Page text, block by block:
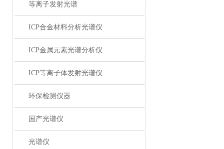
等离子发射光谱
ICP合金材料分析光谱仪
ICP金属元素光谱分析仪
ICP等离子体发射光谱仪
环保检测仪器
国产光谱仪
光谱仪